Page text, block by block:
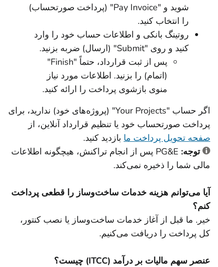
شوید و "Pay Invoice" (پرداخت صورتحساب)
را انتخاب کنید.
روتینگ بانکی و اطلاعات حساب خود را وارد
کنید و روی "Submit" (ارسال) ضربه بزنید.
پس از ثبت قرارداد، حتماً "Finish"
(اتمام) را بزنید. اطلاعات مورد نیاز
منوی بازشوی پرداخت را ارائه کنید.
اگر حساب "Your Projects" (پروژه‌های خود) ندارید، برای
پرداخت صورتحساب خود یا تنظیم قرارداد آنلاین، از
صفحه تحویل پرداخت ما بازدید کنید.
توجه:
PG&E پس از انجام تراکنش، هیچگونه اطلاعات
مالی شما را ذخیره نمی‌کند.
آیا می‌توانم هزینه خدمات ساخت‌وساز را قطعی پرداخت
کنم؟
خیر. ما قبل از آغاز خدمات ساخت‌وساز یا نصب کنتور،
کل پرداخت را دریافت می‌کنیم.
عنصر سهم مالیات بر درآمد (ITCC) چیست؟